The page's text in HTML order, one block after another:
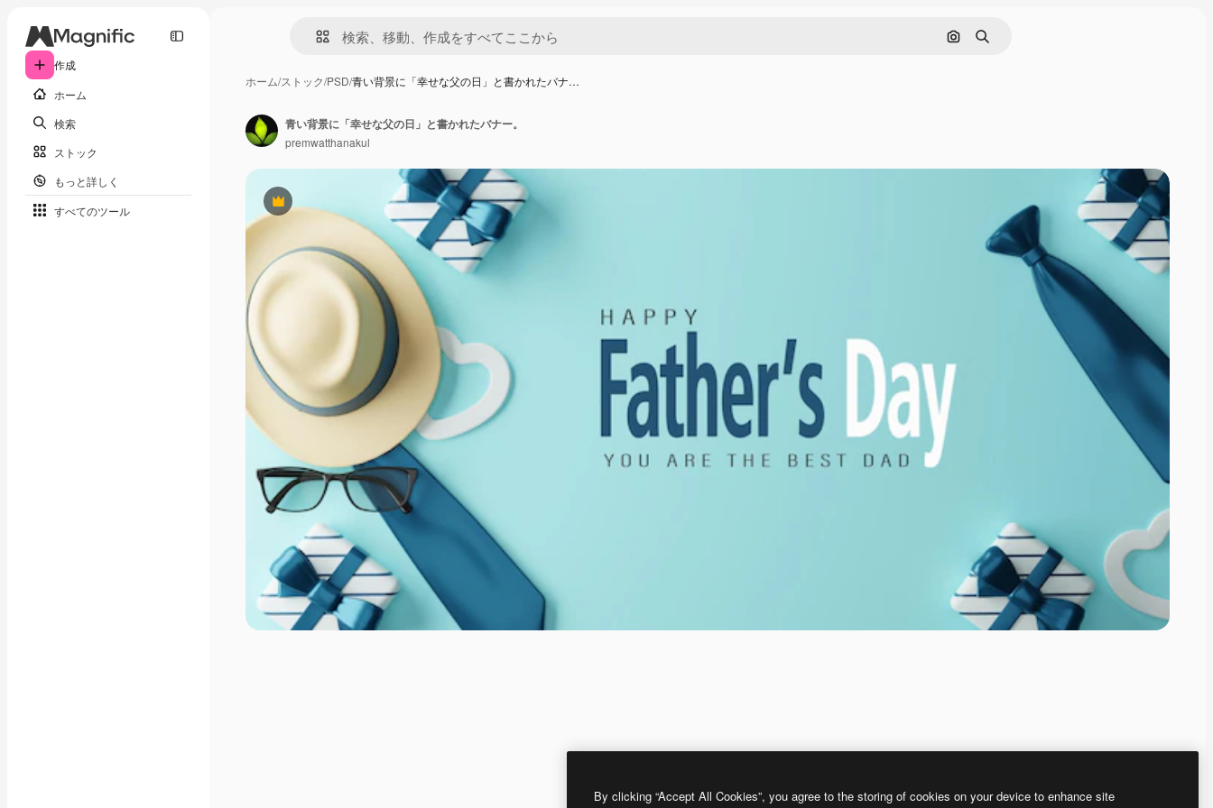
作成
ホーム
検索
ストック
もっと詳しく
すべてのツール
画像で検索
検索
ホーム/ストック/PSD/青い背景に「幸せな父の日」と書かれたバナ…
Premium
青い背景に「幸せな父の日」と書かれたバナー。
premwatthanakul
By clicking “Accept All Cookies”, you agree to the storing of cookies on your device to enhance site